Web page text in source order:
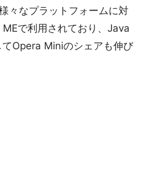
々なプラットフォームに対
で利用されており、Java
Opera Miniのシェアも伸び